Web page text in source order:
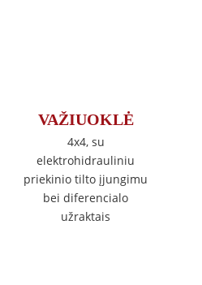
VAŽIUOKLĖ
4x4, su
elektrohidrauliniu
priekinio tilto įjungimu
bei diferencialo
užraktais